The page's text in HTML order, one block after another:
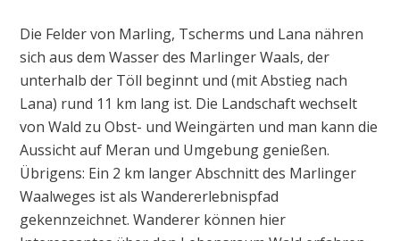
Die Felder von Marling, Tscherms und Lana nähren
sich aus dem Wasser des Marlinger Waals, der
unterhalb der Töll beginnt und (mit Abstieg nach
Lana) rund 11 km lang ist. Die Landschaft wechselt
von Wald zu Obst- und Weingärten und man kann die
Aussicht auf Meran und Umgebung genießen.
Übrigens: Ein 2 km langer Abschnitt des Marlinger
Waalweges ist als Wandererlebnispfad
gekennzeichnet. Wanderer können hier